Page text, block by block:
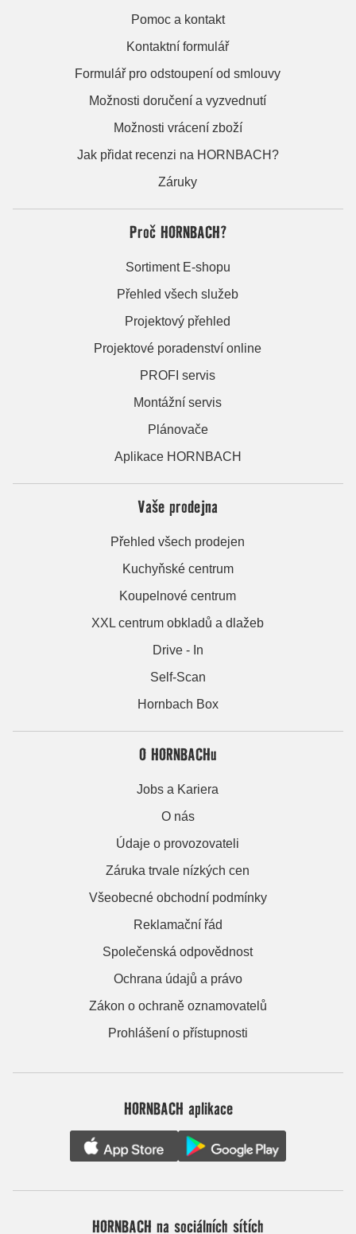
Pomoc a kontakt
Kontaktní formulář
Formulář pro odstoupení od smlouvy
Možnosti doručení a vyzvednutí
Možnosti vrácení zboží
Jak přidat recenzi na HORNBACH?
Záruky
Proč HORNBACH?
Sortiment E-shopu
Přehled všech služeb
Projektový přehled
Projektové poradenství online
PROFI servis
Montážní servis
Plánovače
Aplikace HORNBACH
Vaše prodejna
Přehled všech prodejen
Kuchyňské centrum
Koupelnové centrum
XXL centrum obkladů a dlažeb
Drive - In
Self-Scan
Hornbach Box
O HORNBACHu
Jobs a Kariera
O nás
Údaje o provozovateli
Záruka trvale nízkých cen
Všeobecné obchodní podmínky
Reklamační řád
Společenská odpovědnost
Ochrana údajů a právo
Zákon o ochraně oznamovatelů
Prohlášení o přístupnosti
HORNBACH aplikace
HORNBACH na sociálních sítích